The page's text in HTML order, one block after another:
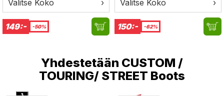
Valitse Koko ›
149:- -50%
Valitse Koko ›
150:- -62%
Yhdestetään CUSTOM /
TOURING/ STREET Boots